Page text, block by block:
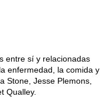
entre sí y relacionadas
enfermedad, la comida y
Stone, Jesse Plemons,
Qualley.